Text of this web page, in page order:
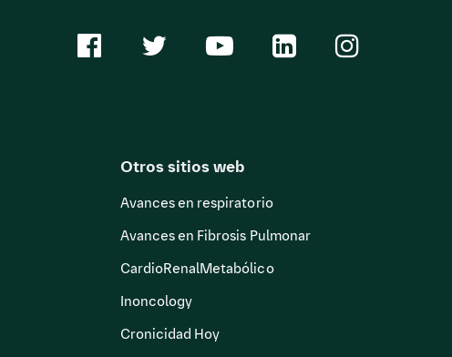
Otros sitios web
Avances en respiratorio
Avances en Fibrosis Pulmonar
CardioRenalMetabólico
Inoncology
Cronicidad Hoy